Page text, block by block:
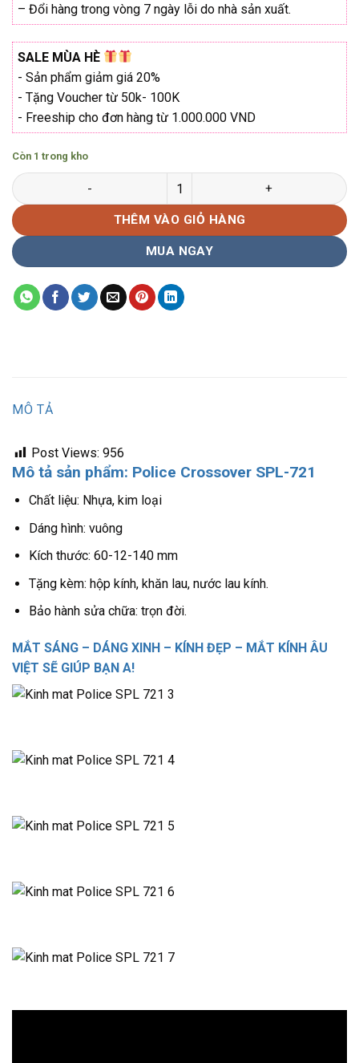
– Đổi hàng trong vòng 7 ngày lỗi do nhà sản xuất.
SALE MÙA HÈ
- Sản phẩm giảm giá 20%
- Tặng Voucher từ 50k- 100K
- Freeship cho đơn hàng từ 1.000.000 VND
Còn 1 trong kho
Kính mát Police Crossover SPL-721 Hàng chính hãng số lượng
THÊM VÀO GIỎ HÀNG
MUA NGAY
MÔ TẢ
Post Views: 956
Mô tả sản phẩm: Police Crossover SPL-721
Chất liệu: Nhựa, kim loại
Dáng hình: vuông
Kích thước: 60-12-140 mm
Tặng kèm: hộp kính, khăn lau, nước lau kính.
Bảo hành sửa chữa: trọn đời.
MẮT SÁNG – DÁNG XINH – KÍNH ĐẸP – MẮT KÍNH ÂU
VIỆT SẼ GIÚP BẠN A!